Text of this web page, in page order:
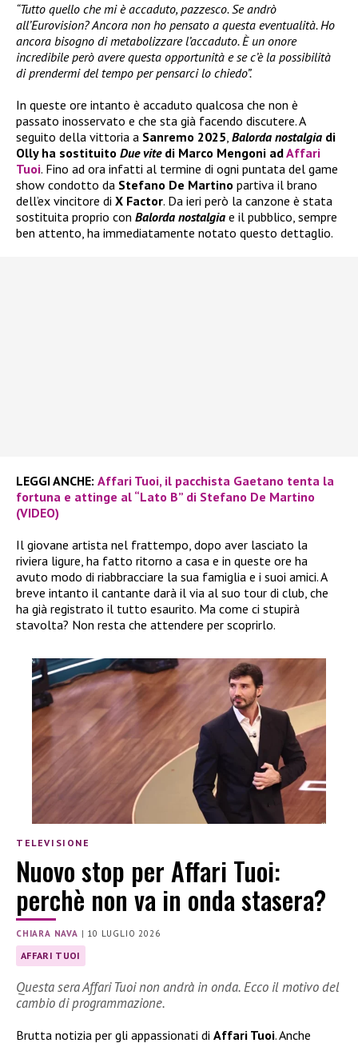
“Tutto quello che mi è accaduto, pazzesco. Se andrò
all’Eurovision? Ancora non ho pensato a questa eventualità. Ho
ancora bisogno di metabolizzare l’accaduto. È un onore
incredibile però avere questa opportunità e se c’è la possibilità
di prendermi del tempo per pensarci lo chiedo”.
In queste ore intanto è accaduto qualcosa che non è
passato inosservato e che sta già facendo discutere. A
seguito della vittoria a Sanremo 2025, Balorda nostalgia di
Olly ha sostituito Due vitedi Marco Mengoni adAffari
Tuoi. Fino ad ora infatti al termine di ogni puntata del game
show condotto da Stefano De Martino partiva il brano
dell’ex vincitore di X Factor. Da ieri però la canzone è stata
sostituita proprio con Balorda nostalgia e il pubblico, sempre
ben attento, ha immediatamente notato questo dettaglio.
LEGGI ANCHE: Affari Tuoi, il pacchista Gaetano tenta la
fortuna e attinge al “Lato B” di Stefano De Martino
(VIDEO)
Il giovane artista nel frattempo, dopo aver lasciato la
riviera ligure, ha fatto ritorno a casa e in queste ore ha
avuto modo di riabbracciare la sua famiglia e i suoi amici. A
breve intanto il cantante darà il via al suo tour di club, che
ha già registrato il tutto esaurito. Ma come ci stupirà
stavolta? Non resta che attendere per scoprirlo.
TELEVISIONE
Nuovo stop per Affari Tuoi:
perchè non va in onda stasera?
CHIARA NAVA | 10 LUGLIO 2026
AFFARI TUOI
Questa sera Affari Tuoi non andrà in onda. Ecco il motivo del
cambio di programmazione.
Brutta notizia per gli appassionati di Affari Tuoi. Anche